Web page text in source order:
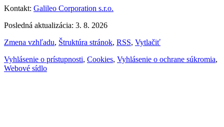
Kontakt: Galileo Corporation s.r.o.
Posledná aktualizácia: 3. 8. 2026
Zmena vzhľadu, Štruktúra stránok, RSS, Vytlačiť
Vyhlásenie o prístupnosti, Cookies, Vyhlásenie o ochrane súkromia,
Webové sídlo